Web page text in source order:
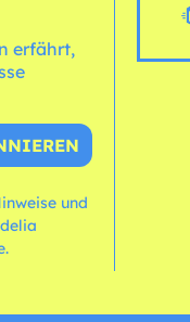
erfährt,
und